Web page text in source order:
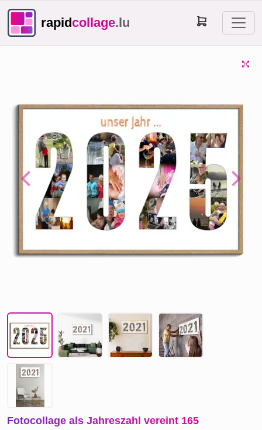
rapidcollage.lu
Previous Next
Fotocollage als Jahreszahl vereint 165